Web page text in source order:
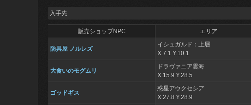
入手先
販売ショップNPC エリア
防具屋 ノルレズ
イシュガルド：上層
X:7.1 Y:10.1
大食いのモグムリ
ドラヴァニア雲海
X:15.9 Y:28.5
ゴッドギス
惑星アウクセシア
X:27.8 Y:28.9